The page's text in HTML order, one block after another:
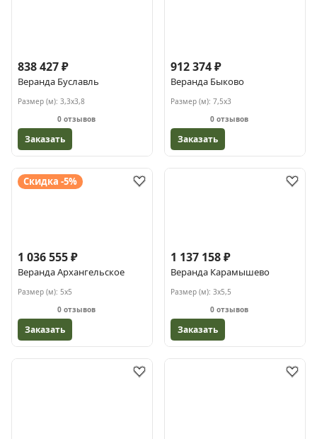
838 427 ₽
Веранда Буславль
Размер (м): 3,3х3,8
0 отзывов
Заказать
912 374 ₽
Веранда Быково
Размер (м): 7,5х3
0 отзывов
Заказать
Скидка -5%
1 036 555 ₽
Веранда Архангельское
Размер (м): 5х5
0 отзывов
Заказать
1 137 158 ₽
Веранда Карамышево
Размер (м): 3х5,5
0 отзывов
Заказать